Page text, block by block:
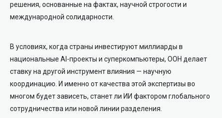
решения, основанные на фактах, научной строгости и
международной солидарности.
В условиях, когда страны инвестируют миллиарды в
национальные AI-проекты и суперкомпьютеры, ООН делает
ставку на другой инструмент влияния — научную
координацию. И именно от качества этой экспертизы во
многом будет зависеть, станет ли ИИ фактором глобального
сотрудничества или новой линии разделения.